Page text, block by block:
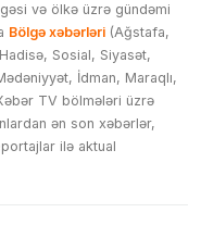
və ölkə üzrə gündəmi
Bölgə xəbərləri (Ağstafa,
Sosial, Siyasət,
İdman, Maraqlı,
TV bölmələri üzrə
ən son xəbərlər,
ilə aktual